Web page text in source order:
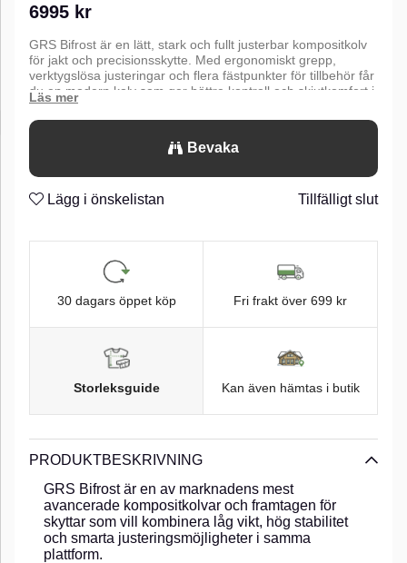
6995 kr
GRS Bifrost är en lätt, stark och fullt justerbar kompositkolv
för jakt och precisionsskytte. Med ergonomiskt grepp,
verktygslösa justeringar och flera fästpunkter för tillbehör får
du en modern kolv som ger bättre kontroll och skjutkomfort i
alla väder.
Bevaka
Lägg i önskelistan Tillfälligt slut
30 dagars öppet köp Fri frakt över 699 kr
Storleksguide Kan även hämtas i butik
PRODUKTBESKRIVNING
GRS Bifrost är en av marknadens mest
avancerade kompositkolvar och framtagen för
skyttar som vill kombinera låg vikt, hög stabilitet
och smarta justeringsmöjligheter i samma
plattform.